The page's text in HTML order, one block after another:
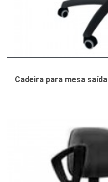
Cadeira para mesa saída